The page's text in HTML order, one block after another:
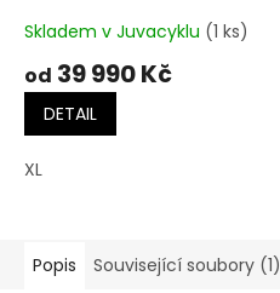
Green/Mercury
Skladem v Juvacyklu (1 ks)
od 39 990 Kč
DETAIL
XL
Popis Související soubory (1)